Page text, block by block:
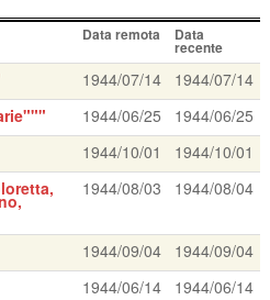
Data remota Data
recente
1944/07/14
1944/07/14
1944/06/25
1944/06/25
1944/10/01
1944/10/01
1944/08/03 1944/08/04
1944/09/04
1944/09/04
1944/06/14
1944/06/14